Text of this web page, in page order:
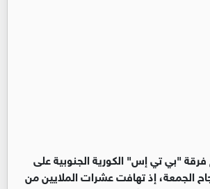
"بي تي إس" الكورية الجنوبية على
الجمعة، إذ تهافت عشرات الملايين من